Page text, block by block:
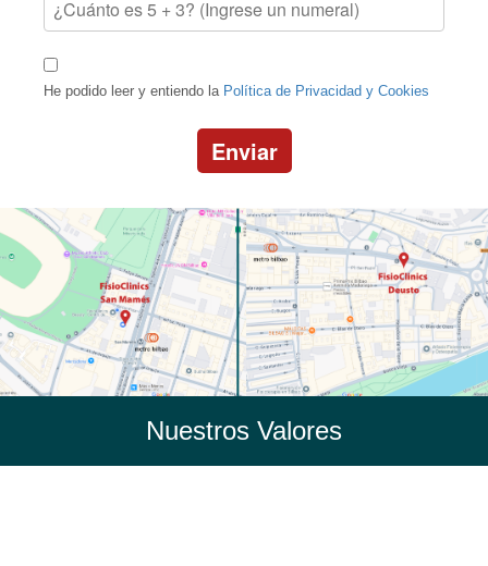
He podido leer y entiendo la Política de Privacidad y Cookies
Enviar
Nuestros Valores